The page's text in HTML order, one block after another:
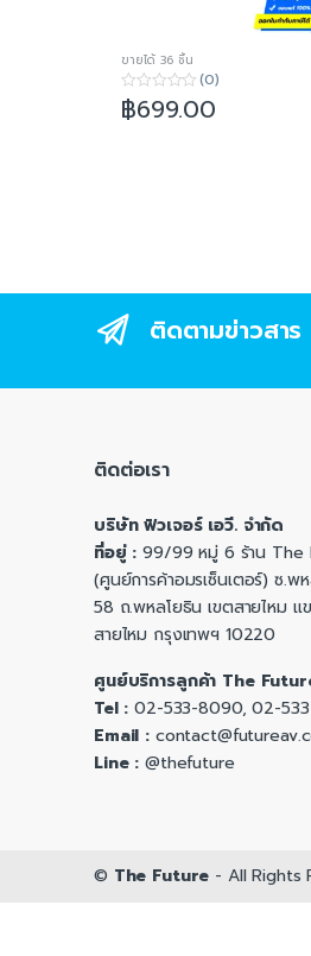
ขายได้ 36 ชิ้น
0
o
(0)
฿699.00
ติดตามข่าวสาร
ติดต่อเรา
บริษัท ฟิวเจอร์ เอวี. จำกัด
ที่อยู่ :99/99 หมู่ 6 ร้าน The
(ศูนย์การค้าอมรเซ็นเตอร์) ซ.พ
58 ถ.พหลโยธิน เขตสายไหม แ
สายไหม กรุงเทพฯ 10220
ศูนย์บริการลูกค้า The
Tel :02-533-8090, 02-
Email :
Line :@thefuture
© The Future - All Rights